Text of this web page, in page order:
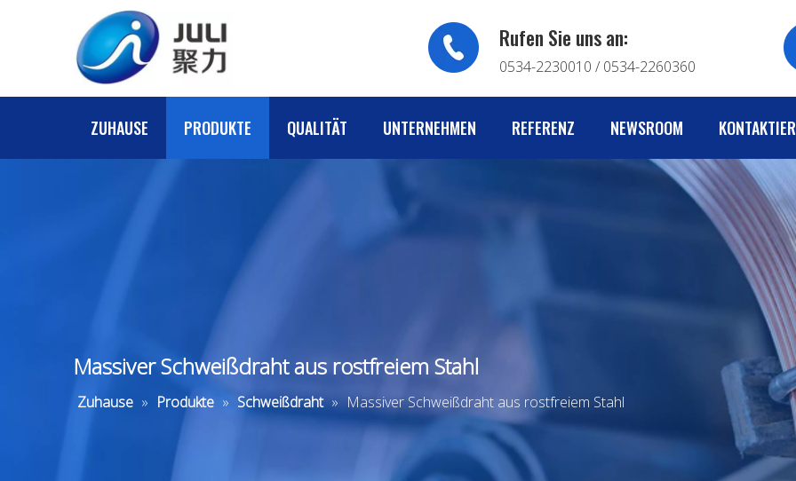
Rufen Sie uns an:
0534-2230010 / 0534-2260360
ZUHAUSE PRODUKTE QUALITÄT UNTERNEHMEN REFERENZ NEWSROOM
Massiver Schweißdraht aus rostfreiem Stahl
Zuhause » Produkte » Schweißdraht » Massiver Schweißdraht aus rostfreiem Stahl